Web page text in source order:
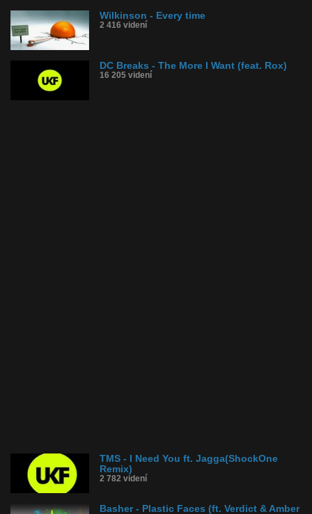
Wilkinson - Every time
2 416 videní
DC Breaks - The More I Want (feat. Rox)
16 205 videní
TMS - I Need You ft. Jagga(ShockOne
Remix)
2 782 videní
Basher - Plastic Faces (ft. Verdict & Amber